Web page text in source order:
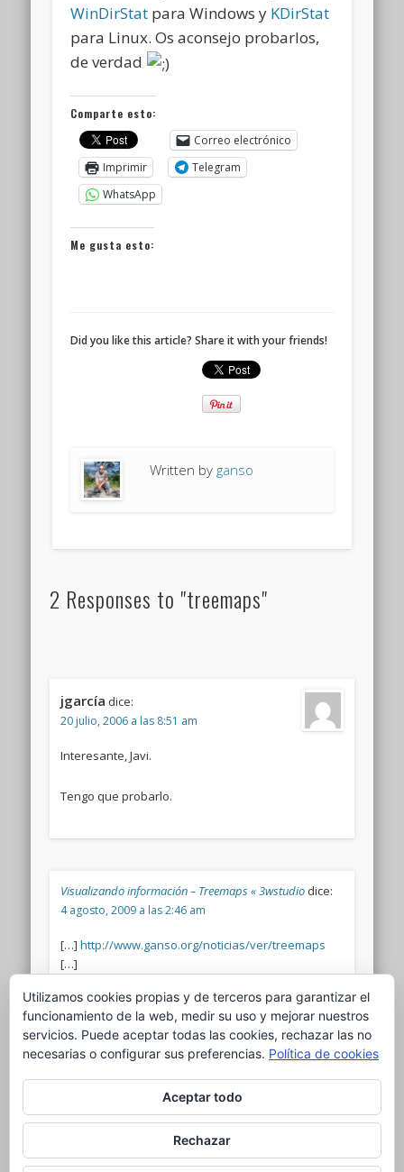
WinDirStat para Windows y KDirStat
para Linux. Os aconsejo probarlos,
de verdad
Comparte esto:
Correo electrónico
Imprimir
Telegram
WhatsApp
Me gusta esto:
Did you like this article? Share it with your friends!
Written by ganso
2 Responses to "treemaps"
jgarcía dice:
20 julio, 2006 a las 8:51 am
Interesante, Javi.
Tengo que probarlo.
Visualizando información – Treemaps « 3wstudio dice:
4 agosto, 2009 a las 2:46 am
[…] http://www.ganso.org/noticias/ver/treemaps
[…]
Comments are closed.
© 2026 el nido del ganso
Utilizamos cookies propias y de terceros para garantizar el
funcionamiento de la web, medir su uso y mejorar nuestros
servicios. Puede aceptar todas las cookies, rechazar las no
necesarias o configurar sus preferencias. Política de cookies
Aceptar todo
Rechazar